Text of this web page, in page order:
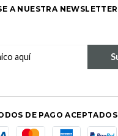
A NUESTRA NEWSLETTER
DE PAGO ACEPTADOS